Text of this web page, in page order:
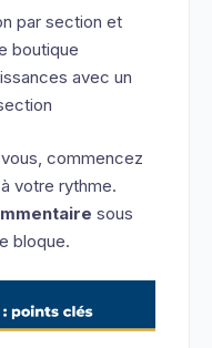
par section et
boutique
avec un
commencez
votre rythme.
sous
bloque.